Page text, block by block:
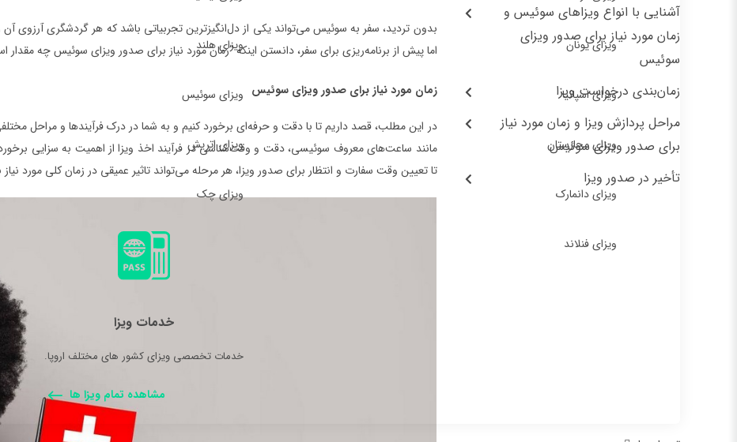
ویزای یونان ویزای هلند
ویزای اسپانیا ویزای سوئیس
ویزای مجارستان ویزای اتریش
ویزای دانمارک ویزای چک
ویزای فنلاند
خدمات ویزا
خدمات تخصصی ویزای کشور های مختلف اروپا.
مشاهده تمام ویزا ها
آشنایی با انواع ویزاهای سوئیس و
زمان مورد نیاز برای صدور ویزای
سوئیس
زمان‌بندی درخواست ویزا
مراحل پردازش ویزا و زمان مورد نیاز
برای صدور ویزای سوئیس
تأخیر در صدور ویزا
بدون تردید، سفر به سوئیس می‌تواند یکی از دل‌انگیزترین تجربیاتی باشد که هر گردشگری آرزوی
اما پیش از برنامه‌ریزی برای سفر، دانستن اینکه “زمان مورد نیاز برای صدور ویزای سوئیس چه مقدار
زمان مورد نیاز برای صدور ویزای سوئیس
در این مطلب، قصد داریم تا با دقت و حرفه‌ای برخورد کنیم و به شما در درک فرآیندها و مراحل
مانند ساعت‌های معروف سوئیسی، دقت و وقت‌شناسی در فرآیند اخذ ویزا از اهمیت به‌ سزایی
تا تعیین وقت سفارت و انتظار برای صدور ویزا، هر مرحله می‌تواند تاثیر عمیقی در زمان کلی مورد